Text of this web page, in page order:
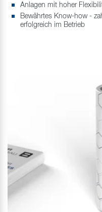
Anlagen mit hoher
Bewährtes Know-how -
erfolgreich im Betrieb